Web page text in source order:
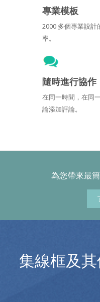
專業模板
2000 多個專業設計
率。
隨時進行協作
在同一時間，在同
論添加評論。
為您帶來最
集線框及